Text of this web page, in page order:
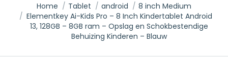
Je bent hier:
Home Tablet android
8 inch Medium
Elementkey Ai-Kids Pro – 8 Inch Kindertablet Android
13, 128GB – 8GB ram – Opslag en Schokbestendige
Behuizing Kinderen – Blauw